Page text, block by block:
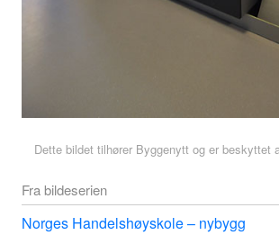
Dette bildet tilhører Byggenytt og er beskyttet
Fra bildeserien
Norges Handelshøyskole – nybygg